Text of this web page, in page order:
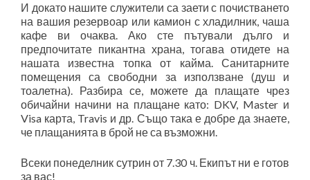
И докато нашите служители са заети с почистването
на вашия резервоар или камион с хладилник, чаша
кафе ви очаква. Ако сте пътували дълго и
предпочитате пикантна храна, тогава отидете на
нашата известна топка от кайма. Санитарните
помещения са свободни за използване (душ и
тоалетна). Разбира се, можете да плащате чрез
обичайни начини на плащане като: DKV, Master и
Visa карта, Travis и др. Също така е добре да знаете,
че плащанията в брой не са възможни.
Всеки понеделник сутрин от 7.30 ч. Екипът ни е готов
за вас!